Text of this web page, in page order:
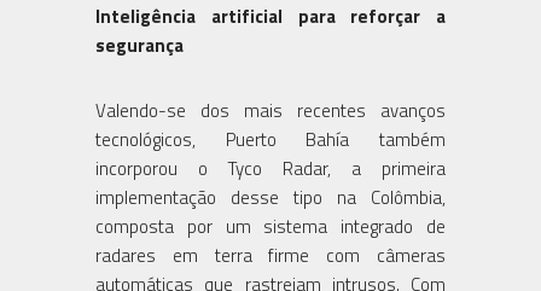
Inteligência artificial para reforçar a
segurança
Valendo-se dos mais recentes avanços
tecnológicos, Puerto Bahía também
incorporou o Tyco Radar, a primeira
implementação desse tipo na Colômbia,
composta por um sistema integrado de
radares em terra firme com câmeras
automáticas que rastreiam intrusos. Com